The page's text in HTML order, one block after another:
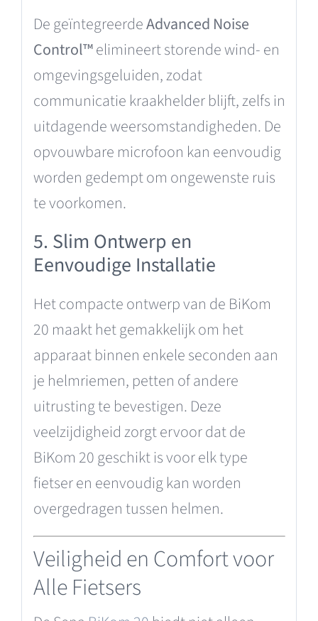
De geïntegreerdeAdvanced Noise
Control™elimineert storende wind- en
omgevingsgeluiden, zodat
communicatie kraakhelder blijft, zelfs in
uitdagende weersomstandigheden. De
opvouwbare microfoon kan eenvoudig
worden gedempt om ongewenste ruis
te voorkomen.
5. Slim Ontwerp en
Eenvoudige Installatie
Het compacte ontwerp van de BiKom
20 maakt het gemakkelijk om het
apparaat binnen enkele seconden aan
je helmriemen, petten of andere
uitrusting te bevestigen. Deze
veelzijdigheid zorgt ervoor dat de
BiKom 20 geschikt is voor elk type
fietser en eenvoudig kan worden
overgedragen tussen helmen.
Veiligheid en Comfort voor
Alle Fietsers